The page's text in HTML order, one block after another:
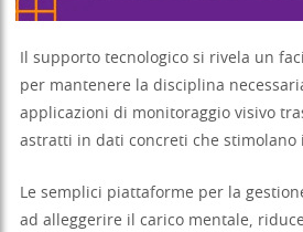
Il supporto tecnologico si rivela un
per mantenere la disciplina
applicazioni di monitoraggio visivo
astratti in dati concreti che stimolano
Le semplici piattaforme per la
ad alleggerire il carico mentale,